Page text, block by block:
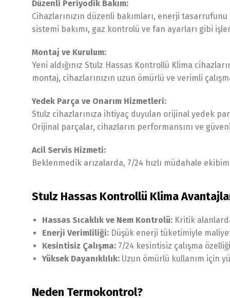
Düzenli Periyodik Bakım:
Cihazlarınızın düzenli bakımları, enerji
sistemi bakımı, gaz kontrolü ve fan ayarları gibi
Montaj ve Kurulum:
Yeni aldığınız Stulz Hassas Kontrollü Klima
montaj, cihazlarınızın uzun ömürlü ve verimli
Yedek Parça ve Onarım Hizmetleri:
Stulz cihazlarınıza ihtiyaç duyulan orijinal yedek
Orijinal parçalar, cihazların performansını ve
Acil Servis Hizmeti:
Beklenmedik arızalarda, 7/24 hızlı müdahale
Stulz Hassas Kontrollü Klima
Hassas Sıcaklık ve Nem Kontrolü: Kritik
Enerji Verimliliği: Düşük enerji tüketimiyle
Kesintisiz Çalışma: 7/24 kesintisiz çalışma
Yüksek Dayanıklılık: Uzun ömürlü kullanım için
Neden Termokontrol?